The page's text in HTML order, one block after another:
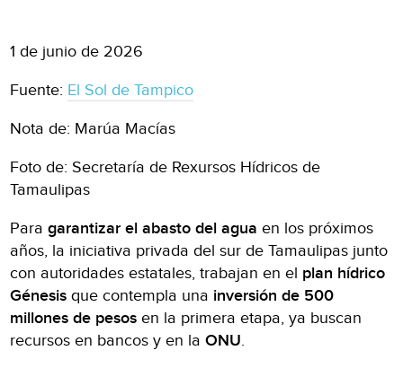
1 de junio de 2026
Fuente: El Sol de Tampico
Nota de: Marúa Macías
Foto de: Secretaría de Rexursos Hídricos de
Tamaulipas
Paragarantizar el abasto del agua en los próximos
años, la iniciativa privada del sur de Tamaulipas junto
con autoridades estatales, trabajan en el plan hídrico
Génesis que contempla una inversión de 500
millones de pesos en la primera etapa, ya buscan
recursos en bancos y en laONU.